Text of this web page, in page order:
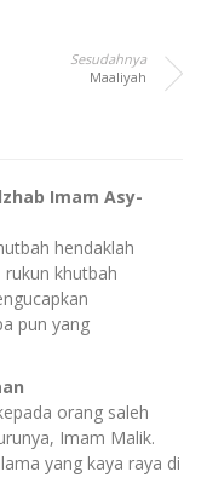
Sesudahnya
Maaliyah
Imam Asy-
hendaklah
rukun khutbah
pun yang
orang saleh
Imam Malik.
yang kaya raya di